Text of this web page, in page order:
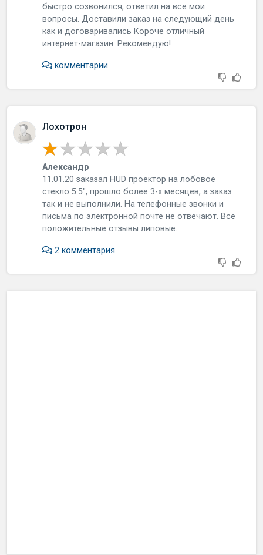
быстро созвонился, ответил на все мои
вопросы. Доставили заказ на следующий день
как и договаривались Короче отличный
интернет-магазин. Рекомендую!
комментарии
Лохотрон
Александр
11.01.20 заказал HUD проектор на лобовое
стекло 5.5", прошло более 3-х месяцев, а заказ
так и не выполнили. На телефонные звонки и
письма по электронной почте не отвечают. Все
положительные отзывы липовые.
2 комментария